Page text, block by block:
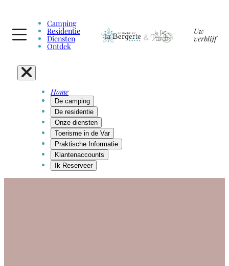
Camping
Residentie
Diensten
Ontdek
Uw
verblijf
Home
De camping
De residentie
Onze diensten
Toerisme in de Var
Praktische Informatie
Klantenaccounts
Ik Reserveer